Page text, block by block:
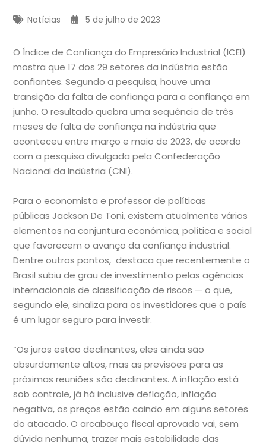
Notícias 5 de julho de 2023
O Índice de Confiança do Empresário Industrial (ICEI)
mostra que 17 dos 29 setores da indústria estão
confiantes. Segundo a pesquisa, houve uma
transição da falta de confiança para a confiança em
junho. O resultado quebra uma sequência de três
meses de falta de confiança na indústria que
aconteceu entre março e maio de 2023, de acordo
com a pesquisa divulgada pela Confederação
Nacional da Indústria (CNI).
Para o economista e professor de políticas
públicas Jackson De Toni, existem atualmente vários
elementos na conjuntura econômica, política e social
que favorecem o avanço da confiança industrial.
Dentre outros pontos, destaca que recentemente o
Brasil subiu de grau de investimento pelas agências
internacionais de classificação de riscos — o que,
segundo ele, sinaliza para os investidores que o país
é um lugar seguro para investir.
“Os juros estão declinantes, eles ainda são
absurdamente altos, mas as previsões para as
próximas reuniões são declinantes. A inflação está
sob controle, já há inclusive deflação, inflação
negativa, os preços estão caindo em alguns setores
do atacado. O arcabouço fiscal aprovado vai, sem
dúvida nenhuma, trazer mais estabilidade das